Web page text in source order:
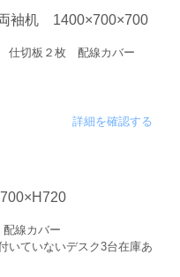
袖机 1400×700×700
切板２枚 配線カバー
詳細を確認する
線カバー
いていないデスク3台在庫あ